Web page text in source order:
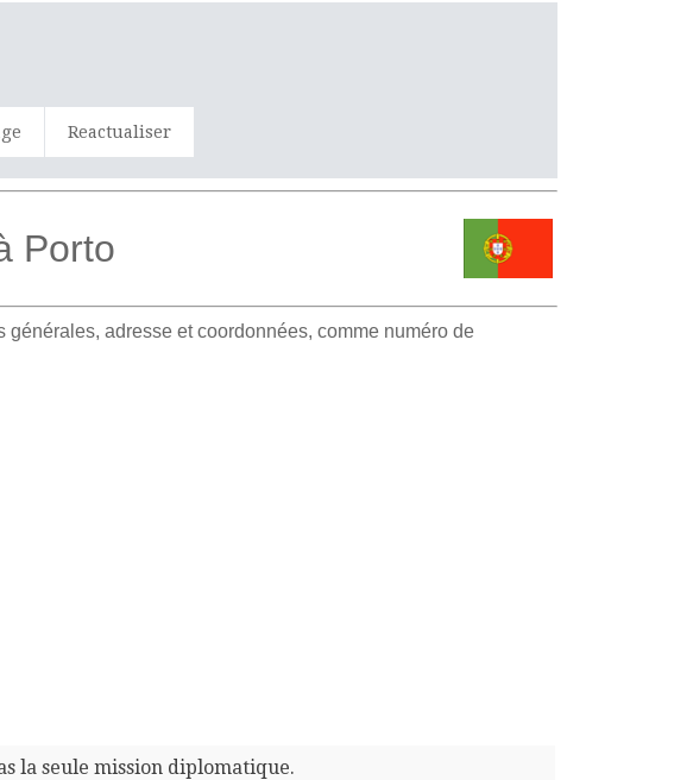
Reactualiser
Porto
adresse et coordonnées, comme numéro de
la seule mission diplomatique.